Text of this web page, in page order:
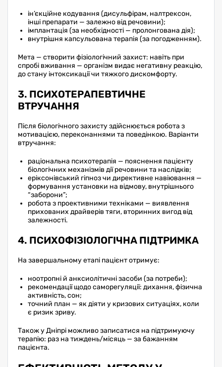
ін’єкційне кодування (дисульфірам, налтрексон,
інші препарати — залежно від речовини);
імплантація (за необхідності — пролонгована дія);
внутрішня капсульована терапія (за погодженням).
Мета — створити фізіологічний захист: навіть при
спробі вживання — організм видає негативну реакцію,
до стану інтоксикації чи тяжкого дискомфорту.
3. ПСИХОТЕРАПЕВТИЧНЕ
ВТРУЧАННЯ
Після біологічного захисту здійснюється робота з
мотивацією, переконаннями та поведінкою. Варіанти
втручання:
раціональна психотерапія — пояснення пацієнту
біологічних механізмів дії речовини та наслідків;
еріксонівський гіпноз чи директивне навіювання —
формування установки на відмову, внутрішнього
“заборони”;
робота з проективними техніками — виявлення
прихованих драйверів тяги, вторинних вигод від
залежності.
4. ПСИХОФІЗІОЛОГІЧНА ПІДТРИМКА
На завершальному етапі пацієнт отримує:
ноотропні й анксиолітичні засоби (за потреби);
рекомендації щодо саморегуляції: дихання, фізична
активність, сон;
точний план — як діяти у кризових ситуаціях, коли
є ризик зриву.
Також у Дніпрі можливо записатися на підтримуючу
терапію: раз на тиждень/місяць — за бажанням
пацієнта.